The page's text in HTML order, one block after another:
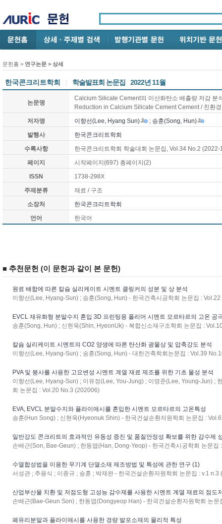
문헌홈 > 연구논문 > 상세
한국콘크리트학회 | 학술발표회 논문집 2022년 11월
논문명
Calcium Silicate Cement의 이산화탄소 배출량 저감
Reduction in Calcium Silicate Cement Cement / 친환경
저자명
이향선(Lee, Hyang Sun) ; 송훈(Song, Hun)
발행사
한국콘크리트학회
수록사항
한국콘크리트학회 학술대회 논문집, Vol.34 No.2 (2022-
페이지
시작페이지(697) 총페이지(2)
ISSN
1738-298X
주제분류
재료 / 구조
소장처
한국콘크리트학회
언어
한국어
■ 추천문헌 (이 문헌과 같이 본 문헌)
원료 배합에 따른 칼슘 실리케이트 시멘트 클링커의 성분 및 상 분석
이향선(Lee, Hyang-Sun) ; 송훈(Song, Hun) - 한국건축시공학회 논문집 :
EVCL 재유화형 분말수지 혼입 3D 프린팅용 폴리머 시멘트 모르타르의 고온 공
송훈(Song, Hun) ; 신현욱(Shin, HyeonUk) - 복합신소재구조학회 논문집 :
칼슘 실리케이트 시멘트의 CO2 양생에 따른 탄산화 광물상 및 압축강도 분석
이향선(Lee, Hyang-Sun) ; 송훈(Song, Hun) - 대한건축학회논문집 : Vol.39
PVA 및 붕사를 사용한 고요변성 시멘트 계열 재료 제조를 위한 기초 물성 분석
이향선(Lee, Hyang-Sun) ; 이유정(Lee, You-Jung) ; 이영준(Lee, Young-Jun) ;
회 논문집 : Vol.20 No.3 (202006)
EVA, EVCL 분말수지와 플라이애시를 혼입한 시멘트 모르타르의 고온특성
송훈(Hun Song) ; 신현욱(Hyeonuk Shin) - 한국건설순환자원학회 논문집 :
일반강도 콘크리트의 효과적인 유동성 증진 및 품질안정성 확보를 위한 감수제
손배근(Son, Bae-Geun) ; 한동엽(Han, Dong-Yeop) - 한국건축시공학회 논문집
수열합성법을 이용한 무기계 단열소재 제조방법 및 특성에 관한 연구 (1)
서성관 ; 추용식 ; 이종규 ; 송훈 ; 박재완 - 한국건설순환자원학회 논문집 : v.1 n.3
산업부산물 치환 및 저점도형 고성능 감수제를 사용한 시멘트 계열 재료의 점도
손배근(Bae-Geun Son) ; 한동엽(Dongyeop Han) - 한국건설순환자원학회 논
폐유리분말과 플라이애시를 사용한 경량 발포소재의 물리적 특성